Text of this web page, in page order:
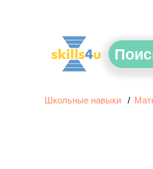
Школьные навыки